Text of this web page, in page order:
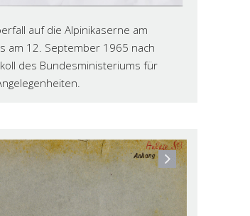
auf die Alpinikaserne am
am 12. September 1965 nach
des Bundesministeriums für